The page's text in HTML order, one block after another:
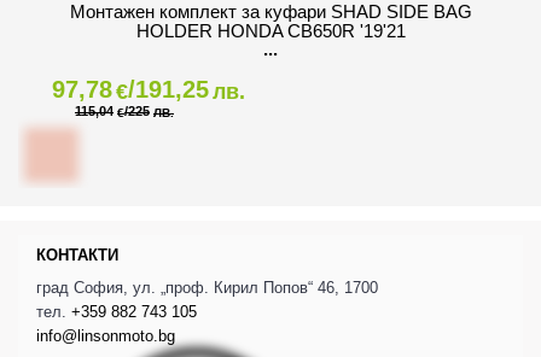
Монтажен комплект за куфари SHAD SIDE BAG
HOLDER HONDA CB650R '19'21
97,78€/191,25лв.
115,04 €/225 ЛВ.
КОНТАКТИ
град София, ул. „проф. Кирил Попов“ 46, 1700
тел. +359 882 743 105
info@linsonmoto.bg